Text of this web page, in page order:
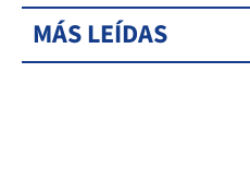
MÁS LEÍDAS